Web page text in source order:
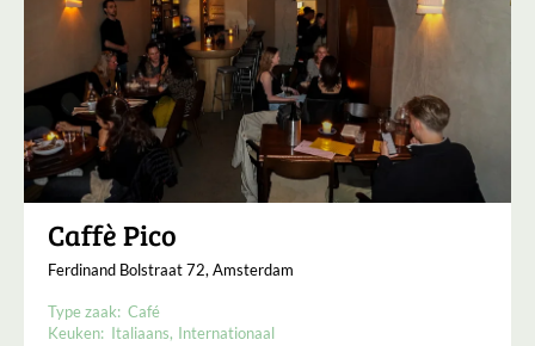
Caffè Pico
Ferdinand Bolstraat 72, Amsterdam
Type zaak: Café
Keuken: Italiaans Internationaal